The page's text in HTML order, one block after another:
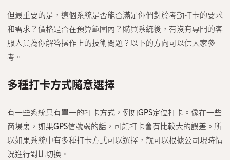
但最重要的是，這個系統是否能否滿足你們對於考勤打卡的要求
和需求？價格是否在預算範圍內？購買系統後，有沒有專門的客
服人員為你解答操作上的技術問題？以下的方向可以供大家參
考。
多種打卡方式隨意選擇
有一些系統只有單一的打卡方式，例如GPS定位打卡。像在一些
商場裏，如果GPS信號弱的話，可能打卡會有比較大的誤差。所
以如果系統中有多種打卡方式可以選擇，就可以根據公司現時情
況進行對比切換。